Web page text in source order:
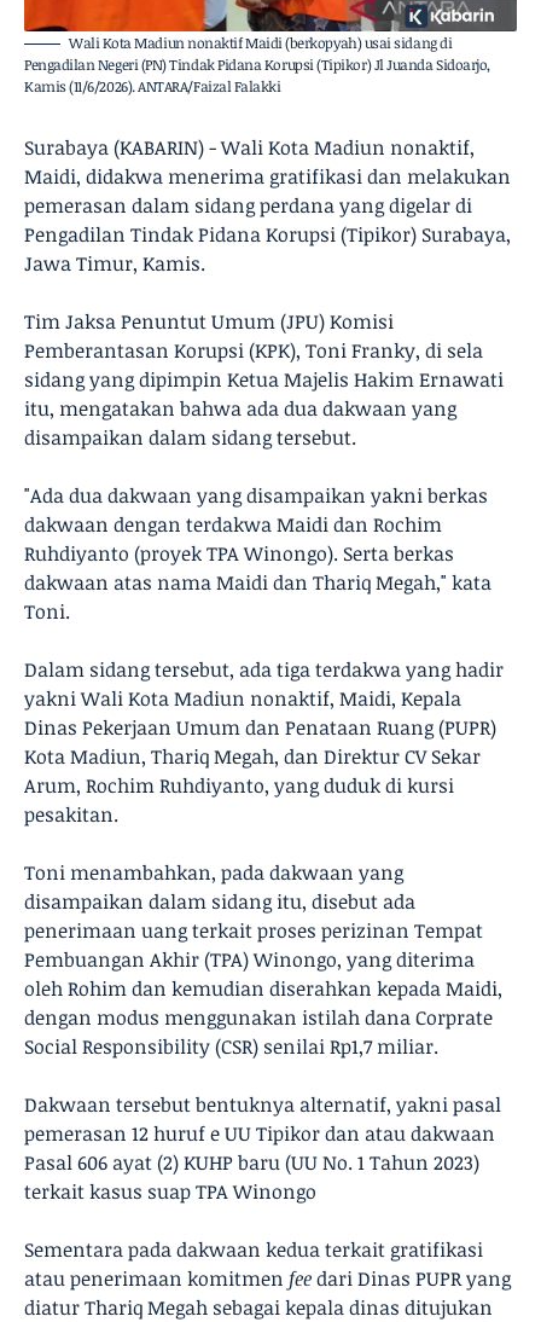
Wali Kota Madiun nonaktif Maidi (berkopyah) usai sidang di
Pengadilan Negeri (PN) Tindak Pidana Korupsi (Tipikor) Jl Juanda Sidoarjo,
Kamis (11/6/2026). ANTARA/Faizal Falakki
Surabaya (KABARIN) - Wali Kota Madiun nonaktif,
Maidi, didakwa menerima gratifikasi dan melakukan
pemerasan dalam sidang perdana yang digelar di
Pengadilan Tindak Pidana Korupsi (Tipikor) Surabaya,
Jawa Timur, Kamis.
Tim Jaksa Penuntut Umum (JPU) Komisi
Pemberantasan Korupsi (KPK), Toni Franky, di sela
sidang yang dipimpin Ketua Majelis Hakim Ernawati
itu, mengatakan bahwa ada dua dakwaan yang
disampaikan dalam sidang tersebut.
"Ada dua dakwaan yang disampaikan yakni berkas
dakwaan dengan terdakwa Maidi dan Rochim
Ruhdiyanto (proyek TPA Winongo). Serta berkas
dakwaan atas nama Maidi dan Thariq Megah," kata
Toni.
Dalam sidang tersebut, ada tiga terdakwa yang hadir
yakni Wali Kota Madiun nonaktif, Maidi, Kepala
Dinas Pekerjaan Umum dan Penataan Ruang (PUPR)
Kota Madiun, Thariq Megah, dan Direktur CV Sekar
Arum, Rochim Ruhdiyanto, yang duduk di kursi
pesakitan.
Toni menambahkan, pada dakwaan yang
disampaikan dalam sidang itu, disebut ada
penerimaan uang terkait proses perizinan Tempat
Pembuangan Akhir (TPA) Winongo, yang diterima
oleh Rohim dan kemudian diserahkan kepada Maidi,
dengan modus menggunakan istilah dana Corprate
Social Responsibility (CSR) senilai Rp1,7 miliar.
Dakwaan tersebut bentuknya alternatif, yakni pasal
pemerasan 12 huruf e UU Tipikor dan atau dakwaan
Pasal 606 ayat (2) KUHP baru (UU No. 1 Tahun 2023)
terkait kasus suap TPA Winongo
Sementara pada dakwaan kedua terkait gratifikasi
atau penerimaan komitmen feedari Dinas PUPR yang
diatur Thariq Megah sebagai kepala dinas ditujukan